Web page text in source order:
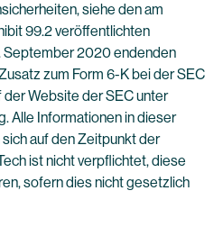
siehe den am
99.2 veröffentlichten
September 2020 endenden
zum Form 6-K bei der SEC
Website der SEC unter
Alle Informationen in dieser
auf den Zeitpunkt der
ist nicht verpflichtet, diese
sofern dies nicht gesetzlich